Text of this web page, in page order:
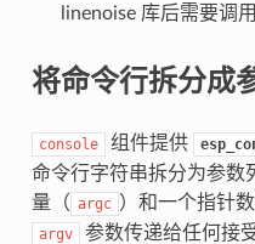
linenoise 库后需要调
将命令行拆分成
console 组件提供
命令行字符串拆分为参数
量（ argc ）和一个指针
argv 参数传递给任何接